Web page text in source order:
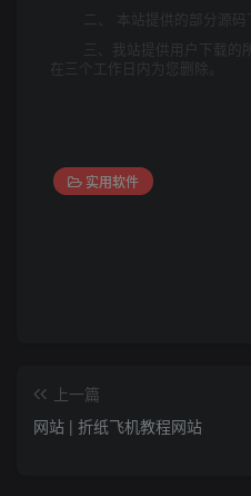
二、 本站提供的部分源
三、我站提供用户下载的
在三个工作日内为您删除。
实用软件
上一篇
网站 | 折纸飞机教程网站